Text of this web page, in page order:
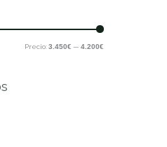
Precio: 3.450€ — 4.200€